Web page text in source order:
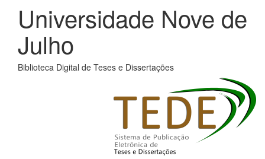
Universidade Nove de
Julho
Biblioteca Digital de Teses e Dissertações